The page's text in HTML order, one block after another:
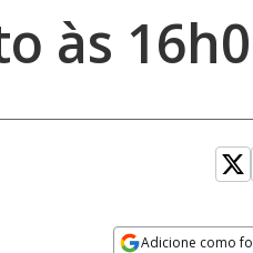
às
Adicione como